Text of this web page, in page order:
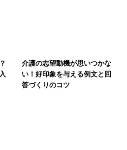
介護の志望動機が思いつかな
い！好印象を与える例文と回
答づくりのコツ